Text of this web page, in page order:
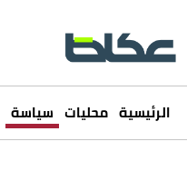
الرئيسية محليات سياسة